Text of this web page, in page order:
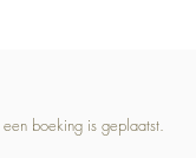
boeking is geplaatst.